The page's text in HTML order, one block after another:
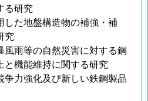
る研究
た地盤構造物の補強・補
究
雨等の自然災害に対する鋼
と機能維持に関する研究
力強化及び新しい鉄鋼製品